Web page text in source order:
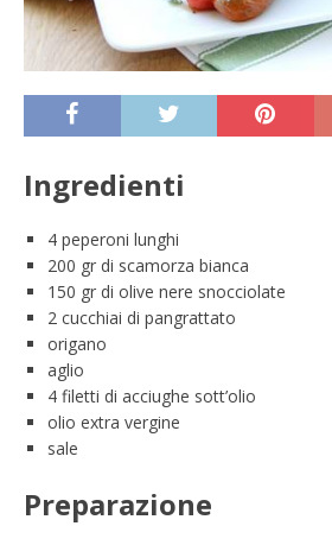
Ingredienti
4 peperoni lunghi
200 gr di scamorza bianca
150 gr di olive nere snocciolate
2 cucchiai di pangrattato
origano
aglio
4 filetti di acciughe sott’olio
olio extra vergine
sale
Preparazione